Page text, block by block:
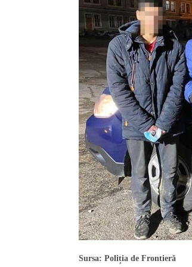
Sursa: Poliția de Frontieră